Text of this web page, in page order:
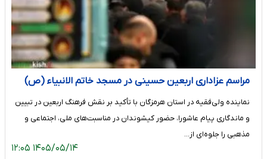
مراسم عزاداری اربعین حسینی در مسجد خاتم ‌الانبیاء (ص)
نماینده ولی‌فقیه در استان هرمزگان با تأکید بر نقش فرهنگ اربعین در تبیین
و ماندگاری پیام عاشورا، حضور کیشوندان در مناسبت‌های ملی، اجتماعی و
مذهبی را جلوه‌ای از…
۱۴۰۵/۰۵/۱۴ ۱۲:۰۵